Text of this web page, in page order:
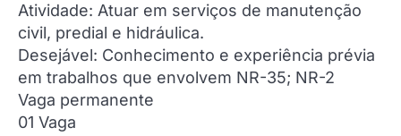
Atividade: Atuar em serviços de manutenção
civil, predial e hidráulica.
Desejável: Conhecimento e experiência prévia
em trabalhos que envolvem NR-35; NR-2
Vaga permanente
01 Vaga